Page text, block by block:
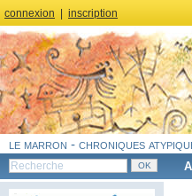
connexion inscription
le marron - chroniques